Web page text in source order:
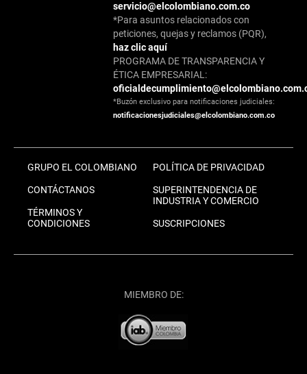
servicio@elcolombiano.com.co
*Para asuntos relacionados con
peticiones, quejas y reclamos (PQR),
haz clic aquí
PROGRAMA DE TRANSPARENCIA Y
ÉTICA EMPRESARIAL:
*Buzón exclusivo para notificaciones judiciales:
notificacionesjudiciales@elcolombiano.com.co
GRUPO EL COLOMBIANO
CONTÁCTANOS
TÉRMINOS Y
CONDICIONES
POLÍTICA DE PRIVACIDAD
SUPERINTENDENCIA DE
INDUSTRIA Y COMERCIO
SUSCRIPCIONES
MIEMBRO DE: